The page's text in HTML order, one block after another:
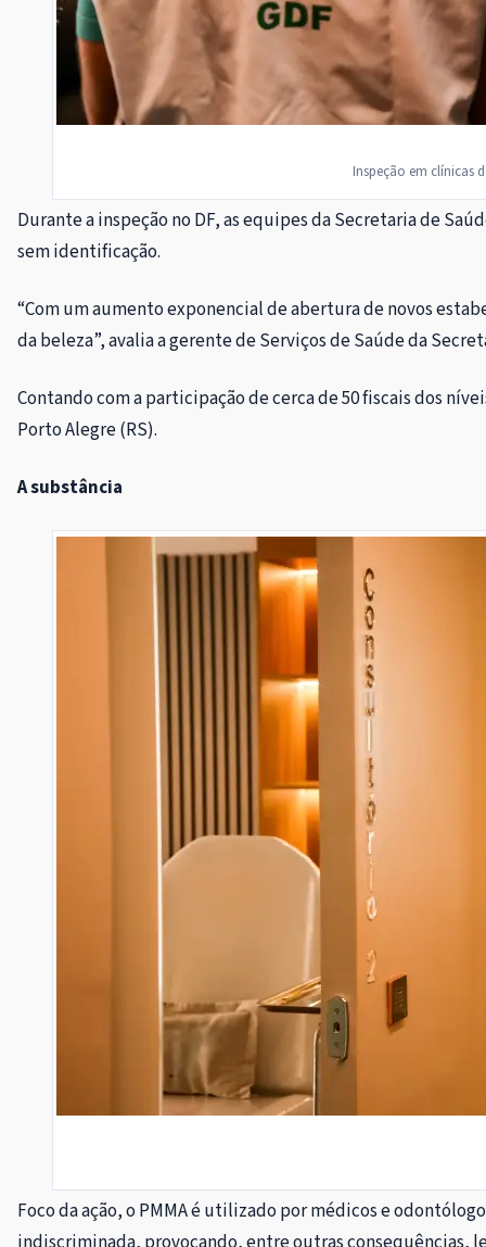
Inspeção em clínicas
Durante a inspeção no DF, as equipes da Secretaria de
sem identificação.
“Com um aumento exponencial de abertura de novos
da beleza”, avalia a gerente de Serviços de Saúde da
Contando com a participação de cerca de 50 fiscais dos
Porto Alegre (RS).
A substância
Foco da ação, o PMMA é utilizado por médicos e